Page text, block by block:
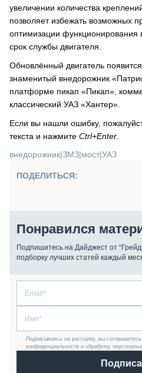
увеличении количества
позволяет избежать возможных
оптимизации функционирования
срок службы двигателя.
Обновлённый двигатель
знаменитый внедорожник
платформе пикап «Пикап»,
классический УАЗ «Хантер».
Если вы нашли ошибку,
текста и нажмите Ctrl+Enter
внедорожник|ЗМЗ|мост|УАЗ
ПОДЕЛИТЬСЯ:
Понравился
Подпишитесь на Дайджест от
подборку лучших статей каждый
Подписываясь на рассылку, вы
конфиденциальности и обработку